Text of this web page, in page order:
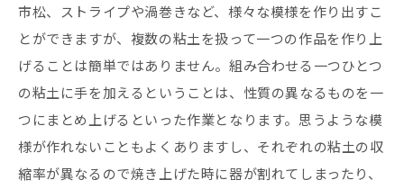
市松、ストライプや渦巻きなど、様々な模様を作り出すこ
とができますが、複数の粘土を扱って一つの作品を作り上
げることは簡単ではありません。組み合わせる一つひとつ
の粘土に手を加えるということは、性質の異なるものを一
つにまとめ上げるといった作業となります。思うような模
様が作れないこともよくありますし、それぞれの粘土の収
縮率が異なるので焼き上げた時に器が割れてしまったり、